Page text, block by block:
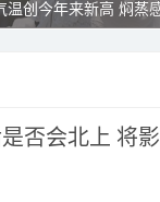
温创今年来新高 焖蒸
否会北上 将